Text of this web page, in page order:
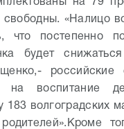
на 79
свободны. «Налицо
что постепенно
будет
российские
на воспитание
183 волгоградских
Кроме